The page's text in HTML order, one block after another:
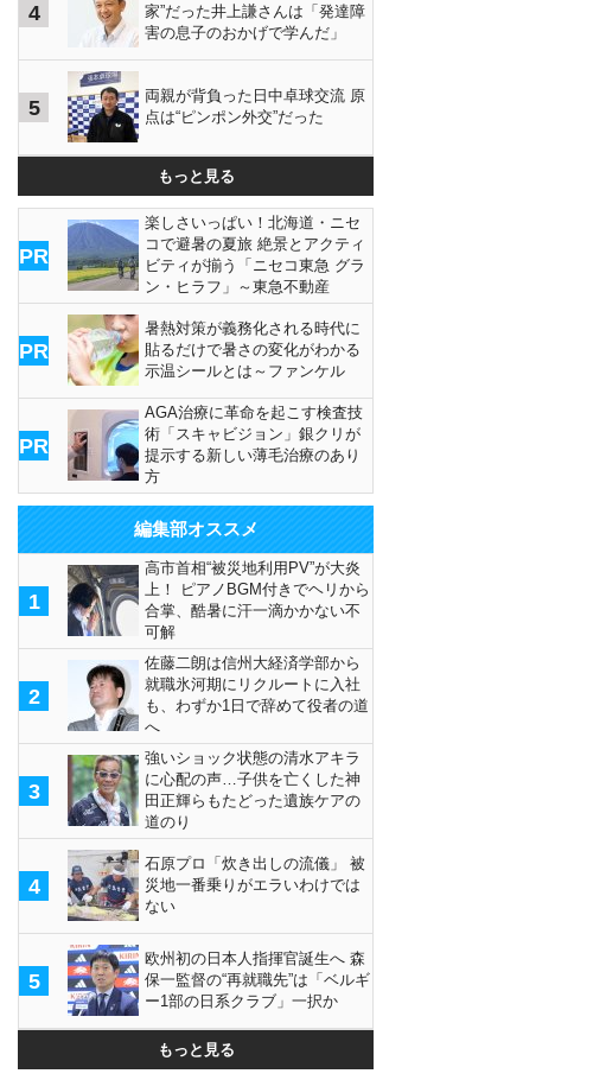
4
家”だった井上謙さんは「発達障
害の息子のおかげで学んだ」
5
両親が背負った日中卓球交流 原
点は“ピンポン外交”だった
もっと見る
PR
楽しさいっぱい！北海道・ニセ
コで避暑の夏旅 絶景とアクティ
ビティが揃う「ニセコ東急 グラ
ン・ヒラフ」～東急不動産
PR
暑熱対策が義務化される時代に
貼るだけで暑さの変化がわかる
示温シールとは～ファンケル
PR
AGA治療に革命を起こす検査技
術「スキャビジョン」銀クリが
提示する新しい薄毛治療のあり
方
編集部オススメ
1
高市首相“被災地利用PV”が大炎
上！ ピアノBGM付きでヘリから
合掌、酷暑に汗一滴かかない不
可解
2
佐藤二朗は信州大経済学部から
就職氷河期にリクルートに入社
も、わずか1日で辞めて役者の道
へ
3
強いショック状態の清水アキラ
に心配の声…子供を亡くした神
田正輝らもたどった遺族ケアの
道のり
4
石原プロ「炊き出しの流儀」 被
災地一番乗りがエラいわけでは
ない
5
欧州初の日本人指揮官誕生へ 森
保一監督の“再就職先”は「ベルギ
ー1部の日系クラブ」一択か
もっと見る